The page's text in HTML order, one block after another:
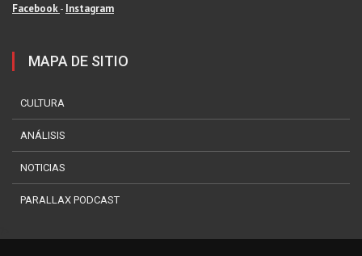
Facebook- Instagram
MAPA DE SITIO
CULTURA
ANÁLISIS
NOTICIAS
PARALLAX PODCAST